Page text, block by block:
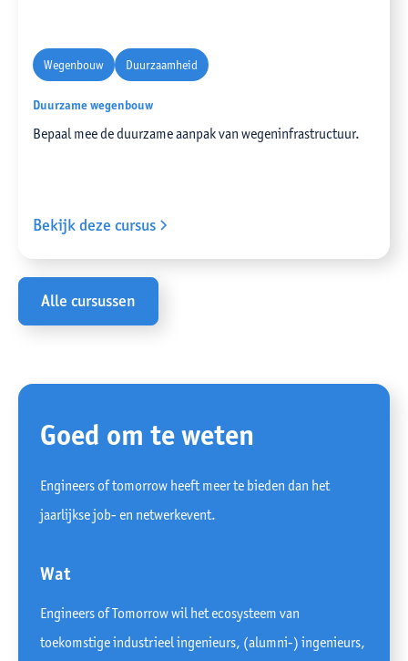
Wegenbouw Duurzaamheid
Duurzame wegenbouw
Bepaal mee de duurzame aanpak van wegeninfrastructuur.
Bekijk deze cursus
Alle cursussen
Goed om te weten
Engineers of tomorrow heeft meer te bieden dan het
jaarlijkse job- en netwerkevent.
Wat
Engineers of Tomorrow wil het ecosysteem van
toekomstige industrieel ingenieurs, (alumni-) ingenieurs,